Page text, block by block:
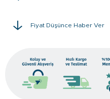
Fiyat Düşünce Haber Ver